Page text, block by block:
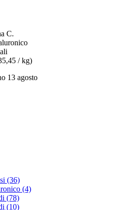
C.
/ kg)
13 agosto
(36)
(4)
(78)
(10)